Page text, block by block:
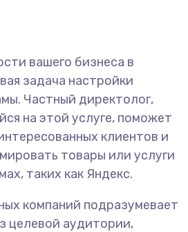
вашего бизнеса в
задача настройки
Частный директолог,
на этой услуге, поможет
клиентов и
товары или услуги
таких как Яндекс.
компаний подразумевает
целевой аудитории,